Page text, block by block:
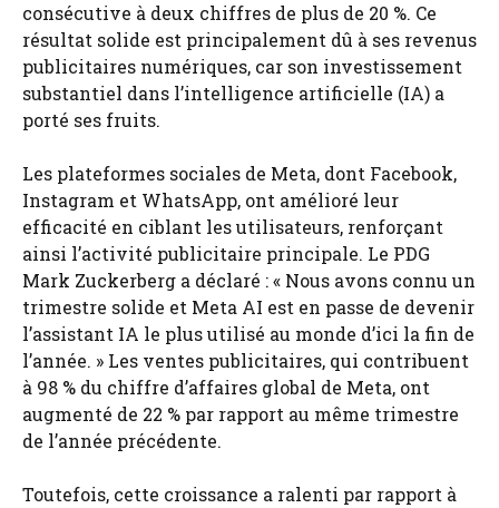
consécutive à deux chiffres de plus de 20 %. Ce
résultat solide est principalement dû à ses revenus
publicitaires numériques, car son investissement
substantiel dans l’intelligence artificielle (IA) a
porté ses fruits.
Les plateformes sociales de Meta, dont Facebook,
Instagram et WhatsApp, ont amélioré leur
efficacité en ciblant les utilisateurs, renforçant
ainsi l’activité publicitaire principale. Le PDG
Mark Zuckerberg a déclaré : « Nous avons connu un
trimestre solide et Meta AI est en passe de devenir
l’assistant IA le plus utilisé au monde d’ici la fin de
l’année. » Les ventes publicitaires, qui contribuent
à 98 % du chiffre d’affaires global de Meta, ont
augmenté de 22 % par rapport au même trimestre
de l’année précédente.
Toutefois, cette croissance a ralenti par rapport à